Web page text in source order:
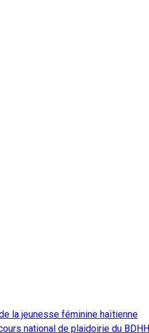
la jeunesse féminine haïtienne
national de plaidoirie du BDHH